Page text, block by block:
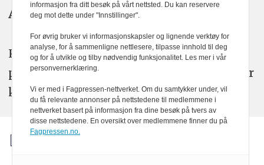
Abonnement:kom24@watchmedia.no
KOM24 arbeider etter Vær Varsom-
plakatens regler for god presseskikk. Her
kan du lese mer omPFUsarbeid.
informasjon fra ditt besøk på vårt nettsted. Du kan reservere
deg mot dette under "Innstillinger".
For øvrig bruker vi informasjonskapsler og lignende verktøy for
analyse, for å sammenligne nettlesere, tilpasse innhold til deg
og for å utvikle og tilby nødvendig funksjonalitet. Les mer i vår
personvernerklæring.
Vi er med i Fagpressen-nettverket. Om du samtykker under, vil
du få relevante annonser på nettstedene til medlemmene i
nettverket basert på informasjon fra dine besøk på tvers av
disse nettstedene. En oversikt over medlemmene finner du på
Fagpressen.no.